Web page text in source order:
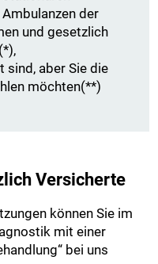
der
und gesetzlich
sind, aber Sie die
möchten(**)
Versicherte
können Sie im
mit einer
bei uns